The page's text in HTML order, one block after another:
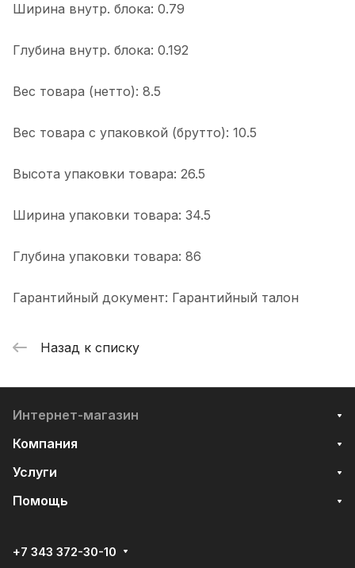
Ширина внутр. блока: 0.79
Глубина внутр. блока: 0.192
Вес товара (нетто): 8.5
Вес товара с упаковкой (брутто): 10.5
Высота упаковки товара: 26.5
Ширина упаковки товара: 34.5
Глубина упаковки товара: 86
Гарантийный документ: Гарантийный талон
Назад к списку
Интернет-магазин
Компания
Услуги
Помощь
+7 343 372-30-10